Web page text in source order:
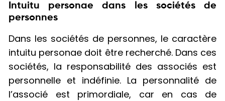
Intuitu personae dans les sociétés de
personnes
Dans les sociétés de personnes, le caractère
intuitu personae doit être recherché. Dans ces
sociétés, la responsabilité des associés est
personnelle et indéfinie. La personnalité de
l’associé est primordiale, car en cas de